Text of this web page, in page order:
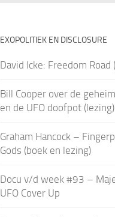
EXOPOLITIEK EN DISCLOSURE
David Icke: Freedom
Bill Cooper over de
en de UFO doofpot (lezing)
Graham Hancock –
Gods (boek en lezing)
Docu v/d week #93 –
UFO Cover Up